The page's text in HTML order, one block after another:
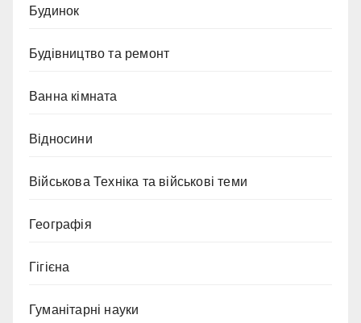
Будинок
Будівництво та ремонт
Ванна кімната
Відносини
Військова Техніка та військові теми
Географія
Гігієна
Гуманітарні науки